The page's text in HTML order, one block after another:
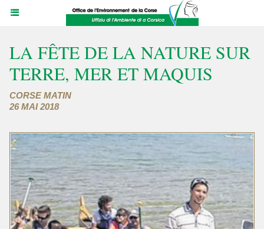
LA FÊTE DE LA NATURE SUR
TERRE, MER ET MAQUIS
CORSE MATIN
26 MAI 2018